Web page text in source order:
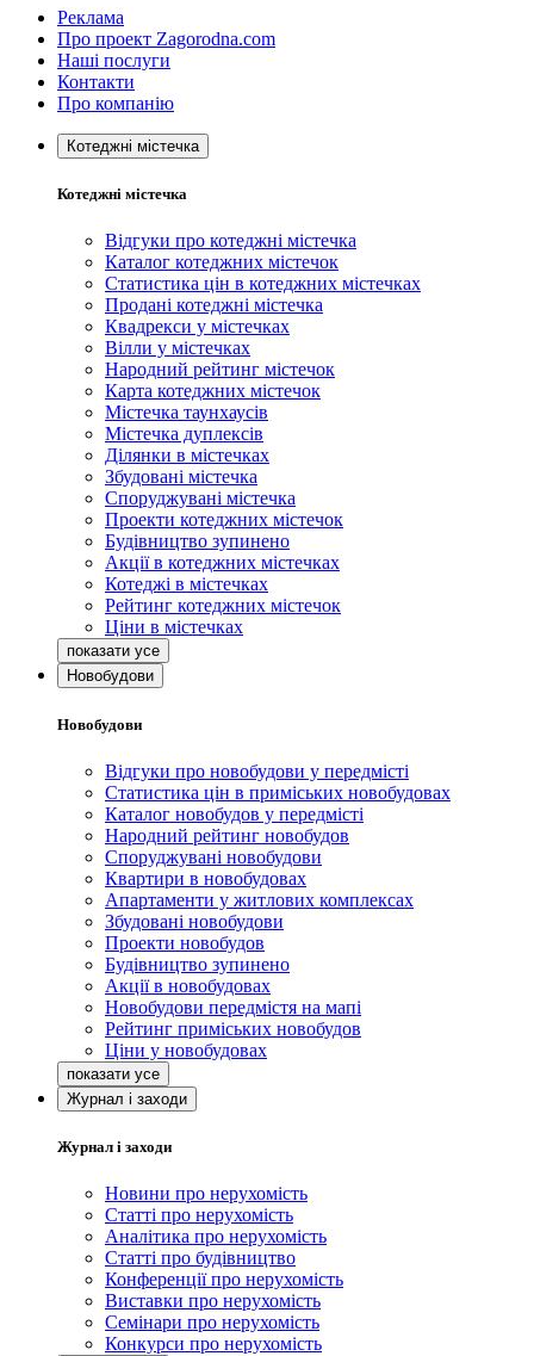
Реклама
Про проект Zagorodna.com
Наші послуги
Контакти
Про компанію
Котеджні містечка
Котеджні містечка
Відгуки про котеджні містечка
Каталог котеджних містечок
Статистика цін в котеджних містечках
Продані котеджні містечка
Квадрекси у містечках
Вілли у містечках
Народний рейтинг містечок
Карта котеджних містечок
Містечка таунхаусів
Містечка дуплексів
Ділянки в містечках
Збудовані містечка
Споруджувані містечка
Проекти котеджних містечок
Будівництво зупинено
Акції в котеджних містечках
Котеджі в містечках
Рейтинг котеджних містечок
Ціни в містечках
Новобудови
Новобудови
Відгуки про новобудови у передмісті
Статистика цін в приміських новобудовах
Каталог новобудов у передмісті
Народний рейтинг новобудов
Споруджувані новобудови
Квартири в новобудовах
Апартаменти у житлових комплексах
Збудовані новобудови
Проекти новобудов
Будівництво зупинено
Акції в новобудовах
Новобудови передмістя на мапі
Рейтинг приміських новобудов
Ціни у новобудовах
Журнал і заходи
Журнал і заходи
Новини про нерухомість
Статті про нерухомість
Аналітика про нерухомість
Статті про будівництво
Конференції про нерухомість
Виставки про нерухомість
Семінари про нерухомість
Конкурси про нерухомість